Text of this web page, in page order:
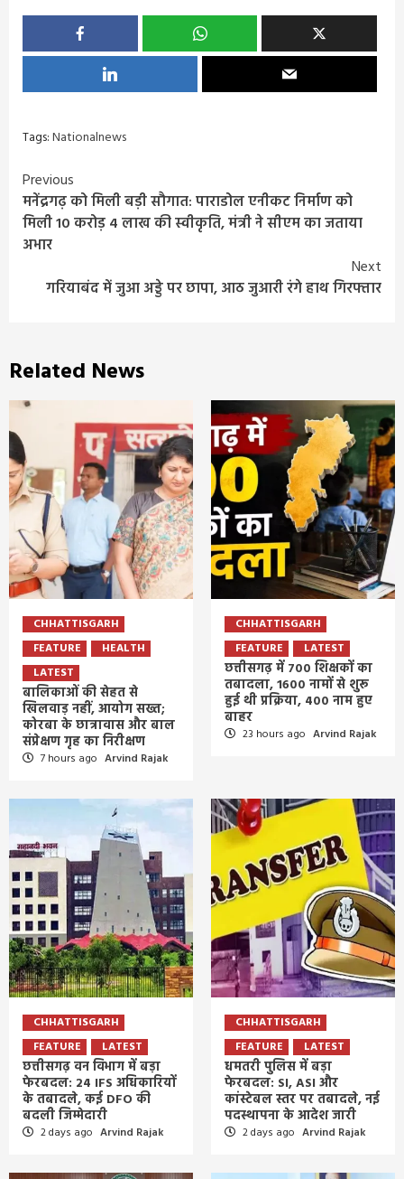
Tags:Nationalnews
Continue
Reading
Previous
मनेंद्रगढ़ को मिली बड़ी सौगात: पाराडोल एनीकट निर्माण को
मिली 10 करोड़ 4 लाख की स्वीकृति, मंत्री ने सीएम का जताया
अभार
Next
गरियाबंद में जुआ अड्डे पर छापा, आठ जुआरी रंगे हाथ गिरफ्तार
Related News
CHHATTISGARH
FEATURE
HEALTH
LATEST
बालिकाओं की सेहत से
खिलवाड़ नहीं, आयोग सख्त;
कोरबा के छात्रावास और बाल
संप्रेक्षण गृह का निरीक्षण
7 hours ago Arvind Rajak
CHHATTISGARH
FEATURE
LATEST
छत्तीसगढ़ में 700 शिक्षकों का
तबादला, 1600 नामों से शुरू
हुई थी प्रक्रिया, 400 नाम हुए
बाहर
23 hours ago Arvind Rajak
CHHATTISGARH
FEATURE
LATEST
छत्तीसगढ़ वन विभाग में बड़ा
फेरबदल: 24 IFS अधिकारियों
के तबादले, कई DFO की
बदली जिम्मेदारी
2 days ago Arvind Rajak
CHHATTISGARH
FEATURE
LATEST
धमतरी पुलिस में बड़ा
फेरबदल: SI, ASI और
कांस्टेबल स्तर पर तबादले, नई
पदस्थापना के आदेश जारी
2 days ago Arvind Rajak